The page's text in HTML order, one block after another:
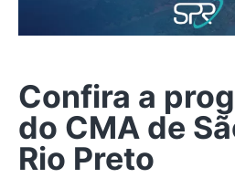
Confira a
do CMA de
Rio Preto